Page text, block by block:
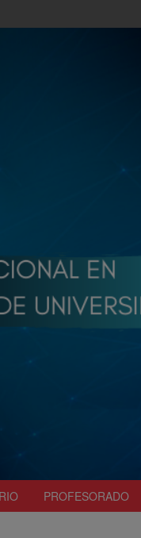
PROFESORADO